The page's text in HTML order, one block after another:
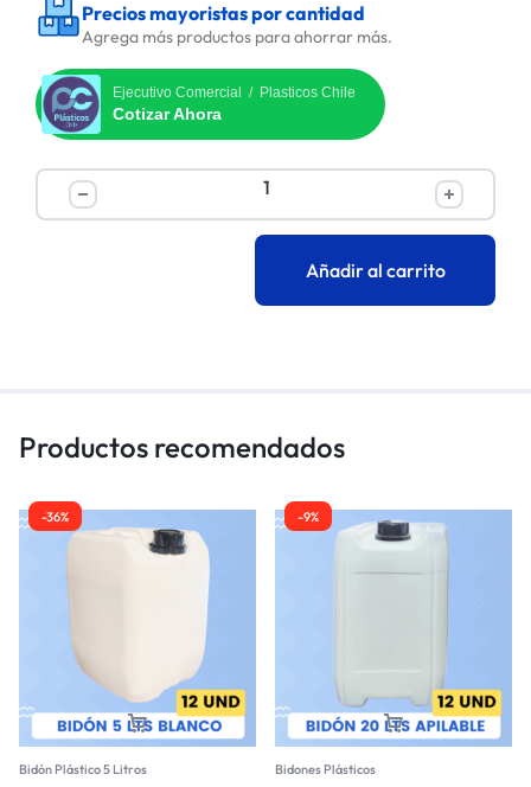
Precios mayoristas por cantidad
Agrega más productos para ahorrar más.
Ejecutivo Comercial / Plasticos Chile
Cotizar Ahora
Añadir al carrito
Productos recomendados
-36%
Bidón Plástico 5 Litros
-9%
Bidones Plásticos